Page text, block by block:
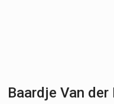
Baardje Van